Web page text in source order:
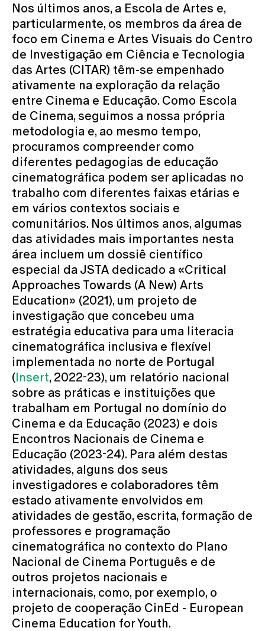
Nos últimos anos, a Escola de Artes e,
particularmente, os membros da área de
foco em Cinema e Artes Visuais do Centro
de Investigação em Ciência e Tecnologia
das Artes (CITAR) têm-se empenhado
ativamente na exploração da relação
entre Cinema e Educação. Como Escola
de Cinema, seguimos a nossa própria
metodologia e, ao mesmo tempo,
procuramos compreender como
diferentes pedagogias de educação
cinematográfica podem ser aplicadas no
trabalho com diferentes faixas etárias e
em vários contextos sociais e
comunitários. Nos últimos anos, algumas
das atividades mais importantes nesta
área incluem um dossiê científico
especial da JSTA dedicado a «Critical
Approaches Towards (A New) Arts
Education» (2021), um projeto de
investigação que concebeu uma
estratégia educativa para uma literacia
cinematográfica inclusiva e flexível
implementada no norte de Portugal
(Insert, 2022-23), um relatório nacional
sobre as práticas e instituições que
trabalham em Portugal no domínio do
Cinema e da Educação (2023) e dois
Encontros Nacionais de Cinema e
Educação (2023-24). Para além destas
atividades, alguns dos seus
investigadores e colaboradores têm
estado ativamente envolvidos em
atividades de gestão, escrita, formação de
professores e programação
cinematográfica no contexto do Plano
Nacional de Cinema Português e de
outros projetos nacionais e
internacionais, como, por exemplo, o
projeto de cooperação CinEd - European
Cinema Education for Youth.